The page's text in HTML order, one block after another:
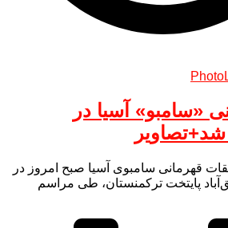
«سامبو» آسیا در
قهرمانی سامبوی آسیا صبح امروز در
پایتخت ترکمنستان، طی مراسم